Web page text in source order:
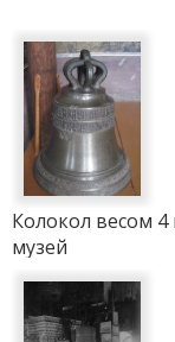
Колокол весом 4
музей